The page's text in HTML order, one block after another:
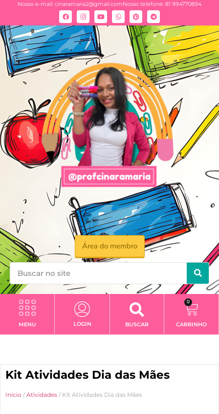
Nosso e-mail: cinaramaria2@gmail.comNosso telefone: 81 994770894
Área do membro
MENU LOGIN BUSCAR
0
CARRINHO
Kit Atividades Dia das Mães
Início / Atividades / Kit Atividades Dia das Mães